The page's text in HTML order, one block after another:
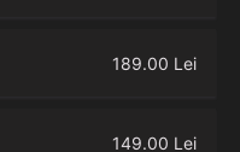
189.00 Lei
149.00 Lei